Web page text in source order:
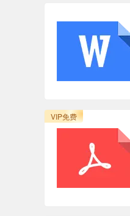
VIP免费